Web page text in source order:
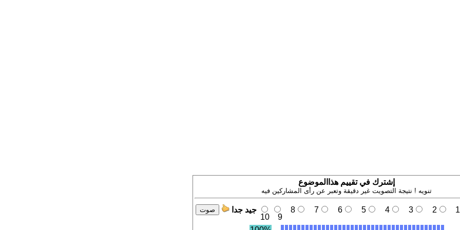
إشترك في تقييم هذاالموضوع
تنويه ! نتيجة التصويت غير دقيقة وتعبر عن رأى المشاركين فيه
1
2
3
4
5
6
7
8
9
10
جيد جدا